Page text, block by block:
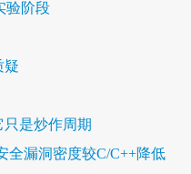
验阶段
疑
是炒作周期
全漏洞密度较C/C++降低